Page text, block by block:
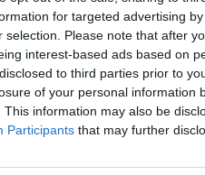
for targeted advertising
selection. Please note that after
interest-based ads based on
to third parties prior to
of your personal information
This information may also be
Participants that may further
jelentős javulási
Institute partnere a
a standardizált
és a repülőgépipar
és a digitalizáció,
ígéretére az